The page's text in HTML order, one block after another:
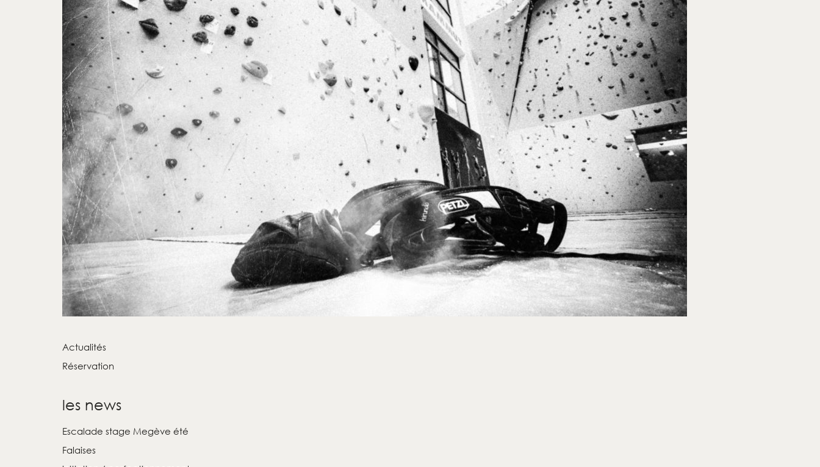
Actualités
Réservation
les news
Escalade stage Megève été
Falaises